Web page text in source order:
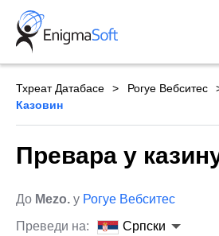
Skip
content
Тхреат Датабасе Рогуе Вебситес
Казовин
Превара у
До Mezo. у Рогуе Вебситес
Преведи на:
Српски